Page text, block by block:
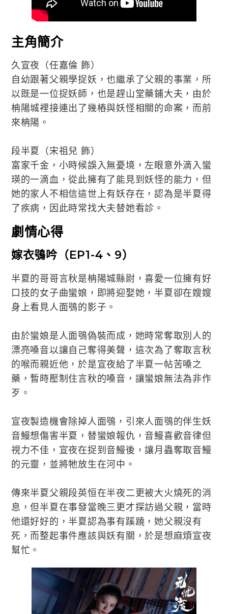
主角簡介
久宣夜（任嘉倫 飾）
自幼跟著父親學捉妖，也繼承了父親的事業，所
以既是一位捉妖師，也是趕山堂藥鋪大夫，由於
柟陽城裡接連出了幾樁與妖怪相關的命案，而前
來柟陽。
段半夏（宋祖兒 飾）
富家千金，小時候誤入無憂境，左眼意外滴入蠻
瑛的一滴血，從此擁有了能見到妖怪的能力，但
她的家人不相信這世上有妖存在，認為是半夏得
了疾病，因此時常找大夫替她看診。
劇情心得
嫁衣鴞吟（EP1-4、9）
半夏的哥哥言秋是柟陽城縣尉，喜愛一位擁有好
口技的女子曲蠻娘，即將迎娶她，半夏卻在嫂嫂
身上看見人面鴞的影子。
由於蠻娘是人面鴞偽裝而成，她時常奪取別人的
漂亮嗓音以讓自己奪得美聲，這次為了奪取言秋
的喉而親近他，於是宣夜給了半夏一帖苦嗓之
藥，暫時壓制住言秋的嗓音，讓蠻娘無法為非作
歹。
宣夜製造機會除掉人面鴞，引來人面鴞的伴生妖
音鰻想傷害半夏，替蠻娘報仇，音鰻喜歡音律但
視力不佳，宣夜在捉到音鰻後，讓月蟲奪取音鰻
的元靈，並將牠放生在河中。
傳來半夏父親段英恒在半夜二更被大火燒死的消
息，但半夏在事發當晚三更才探訪過父親，當時
他還好好的，半夏認為事有蹊蹺，她父親沒有
死，而整起事件應該與妖有關，於是想麻煩宣夜
幫忙。